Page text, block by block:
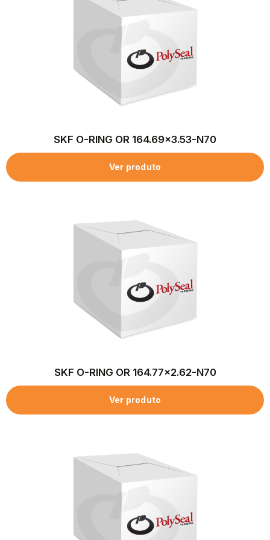
SKF O-RING OR 164.69×3.53-N70
Ver produto
SKF O-RING OR 164.77×2.62-N70
Ver produto